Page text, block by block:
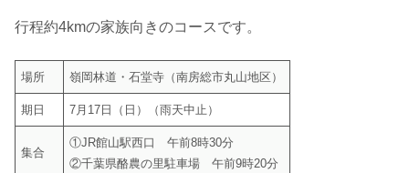
行程約4kmの家族向きのコースです。
場所 嶺岡林道・石堂寺（南房総市丸山地区）
期日 7月17日（日）（雨天中止）
集合
①JR館山駅西口 午前8時30分
②千葉県酪農の里駐車場 午前9時20分